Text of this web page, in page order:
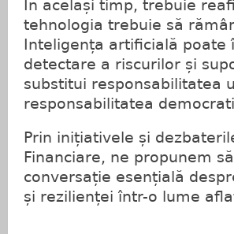
În același timp, trebuie
tehnologia trebuie să
Inteligența artificială
detectare a riscurilor și
substitui responsabilitatea
responsabilitatea
Prin inițiativele și
Financiare, ne propunem
conversație esențială
și rezilienței într-o lume